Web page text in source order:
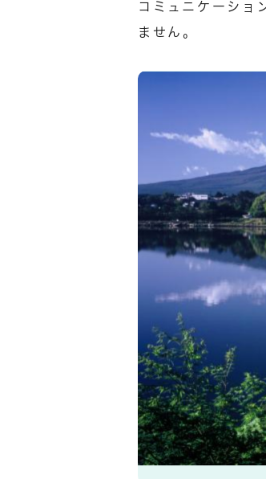
コミュニケーショ
ません。